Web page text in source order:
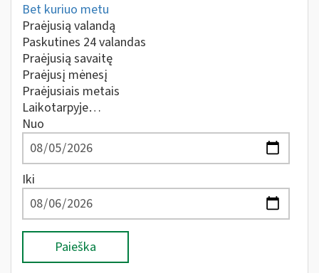
Bet kuriuo metu
Praėjusią valandą
Paskutines 24 valandas
Praėjusią savaitę
Praėjusį mėnesį
Praėjusiais metais
Laikotarpyje…
Nuo
Iki
Paieška